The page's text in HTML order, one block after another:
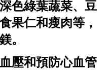
色綠葉蔬菜、豆
果仁和瘦肉等，
。
壓和預防心血管